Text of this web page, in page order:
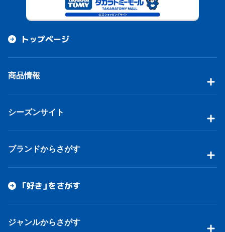
トップページ
商品情報
シーズンサイト
ブランドからさがす
「好き」をさがす
ジャンルからさがす